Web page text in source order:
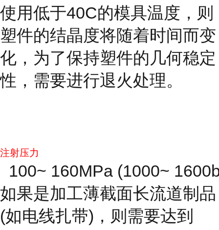
使用低于40C的模具温度，则
塑件的结晶度将随着时间而变
化，为了保持塑件的几何稳定
性，需要进行退火处理。
注射压力
100~ 160MPa (1000~
如果是加工薄截面长流道制品
(如电线扎带)，则需要达到